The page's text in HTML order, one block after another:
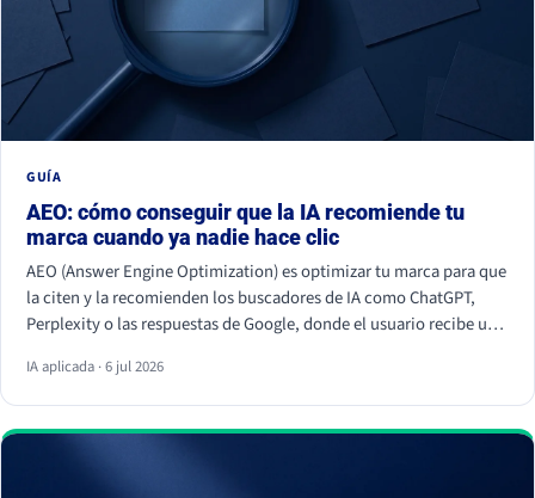
GUÍA
AEO: cómo conseguir que la IA recomiende tu
marca cuando ya nadie hace clic
AEO (Answer Engine Optimization) es optimizar tu marca para que
la citen y la recomienden los buscadores de IA como ChatGPT,
Perplexity o las respuestas de Google, donde el usuario recibe una
información citable, ganarte autoridad de terceros y demostrar
experiencia real. Empieza hoy, porque la IA ya decide a quién
nombrar y a quién ignorar.
IA aplicada · 6 jul 2026